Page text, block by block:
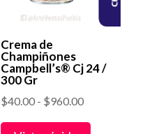
Crema de
Champiñones
Campbell’s® Cj 24 /
300 Gr
$40.00 - $960.00Rango